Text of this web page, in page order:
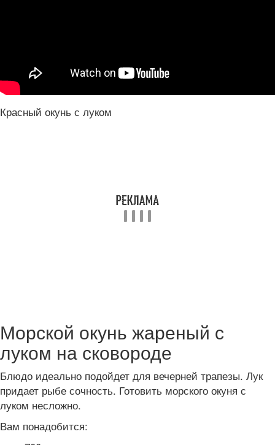
Красный окунь с луком
Морской окунь жареный с
луком на сковороде
Блюдо идеально подойдет для вечерней трапезы. Лук
придает рыбе сочность. Готовить морского окуня с
луком несложно.
Вам понадобится: